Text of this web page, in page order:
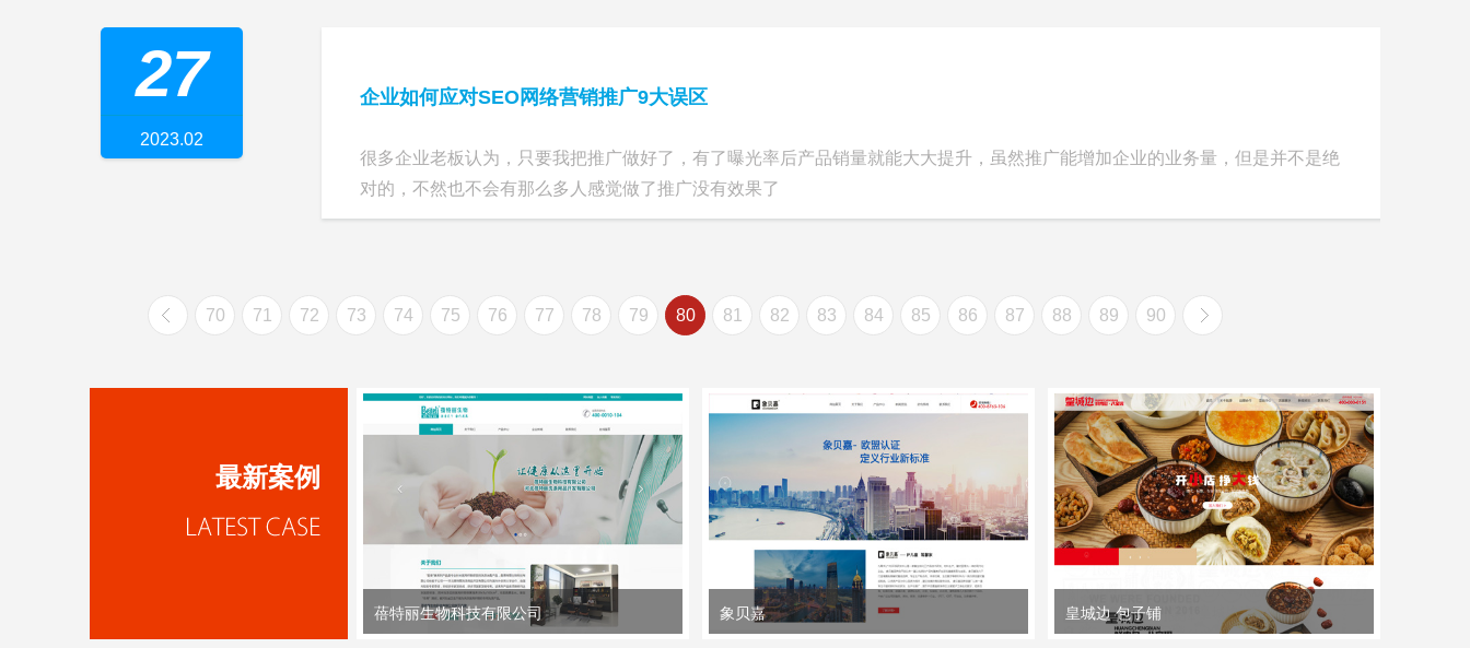
企业如何应对SEO网络营销推广9大误区
很多企业老板认为，只要我把推广做好了，有了曝光率后产品销量就能大大提升，虽然推广能增加企业的业务量，但是并不是绝
对的，不然也不会有那么多人感觉做了推广没有效果了
27
2023.02
70 71 72 73 74 75 76 77 78 79 80 81 82 83 84 85 86 87 88 89 90
最新案例
蓓特丽生物科技有限公司 象贝嘉 皇城边 包子铺